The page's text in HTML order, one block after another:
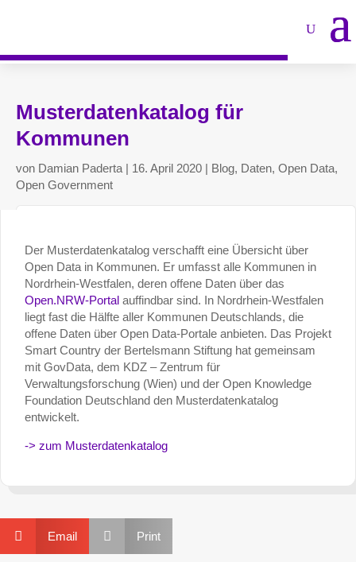
Musterdatenkatalog für
Kommunen
von Damian Paderta | 16. April 2020 | Blog, Daten, Open Data,
Open Government
Der Musterdatenkatalog verschafft eine Übersicht über
Open Data in Kommunen. Er umfasst alle Kommunen in
Nordrhein-Westfalen, deren offene Daten über das
Open.NRW-Portal auffindbar sind. In Nordrhein-Westfalen
liegt fast die Hälfte aller Kommunen Deutschlands, die
offene Daten über Open Data-Portale anbieten. Das Projekt
Smart Country der Bertelsmann Stiftung hat gemeinsam
mit GovData, dem KDZ – Zentrum für
Verwaltungsforschung (Wien) und der Open Knowledge
Foundation Deutschland den Musterdatenkatalog
entwickelt.
-> zum Musterdatenkatalog
 Email  Print